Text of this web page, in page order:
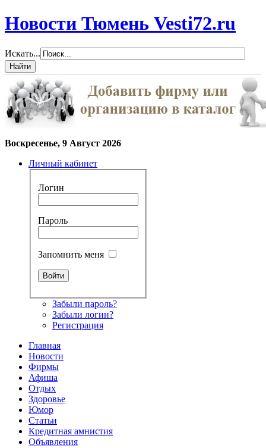
Новости Тюмень Vesti72.ru
Искать...
Воскресенье, 9 Август 2026
Личный кабинет
Логин
Пароль
Запомнить меня
Забыли пароль?
Забыли логин?
Регистрация
Главная
Новости
Фирмы
Афиша
Отдых
Здоровье
Юмор
Статьи
Кредитная амнистия
Объявления